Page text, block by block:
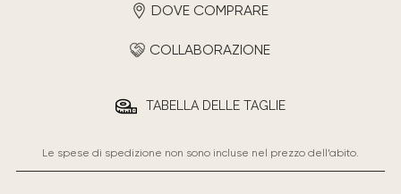
DOVE COMPRARE
COLLABORAZIONE
TABELLA DELLE TAGLIE
Le spese di spedizione non sono incluse nel prezzo dell’abito.